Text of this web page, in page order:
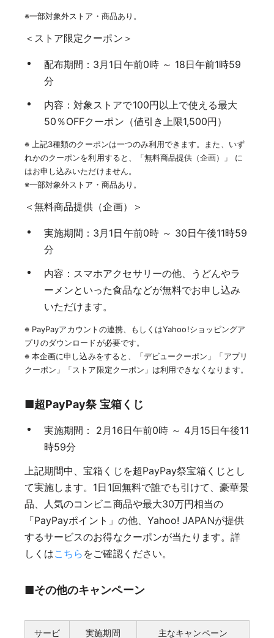
※一部対象外ストア・商品あり。
＜ストア限定クーポン＞
配布期間：3月1日午前0時 ～ 18日午前1時59
分
内容：対象ストアで100円以上で使える最大
50％OFFクーポン（値引き上限1,500円）
※ 上記3種類のクーポンは一つのみ利用できます。また、いず
れかのクーポンを利用すると、「無料商品提供（企画）」 に
はお申し込みいただけません。
※一部対象外ストア・商品あり。
＜無料商品提供（企画）＞
実施期間：3月1日午前0時 ～ 30日午後11時59
分
内容：スマホアクセサリーの他、うどんやラ
ーメンといった食品などが無料でお申し込み
いただけます。
※ PayPayアカウントの連携、もしくはYahoo!ショッピングア
プリのダウンロードが必要です。
※ 本企画に申し込みをすると、「デビュークーポン」「アプリ
クーポン」「ストア限定クーポン」は利用できなくなります。
■超PayPay祭 宝箱くじ
実施期間： 2月16日午前0時 ～ 4月15日午後11
時59分
上記期間中、宝箱くじを超PayPay祭宝箱くじとし
て実施します。1日1回無料で誰でも引けて、豪華景
品、人気のコンビニ商品や最大30万円相当の
「PayPayポイント」の他、Yahoo! JAPANが提供
するサービスのお得なクーポンが当たります。詳
しくはこちら をご確認ください。
■その他のキャンペーン
サービ
実施期間
主なキャンペーン